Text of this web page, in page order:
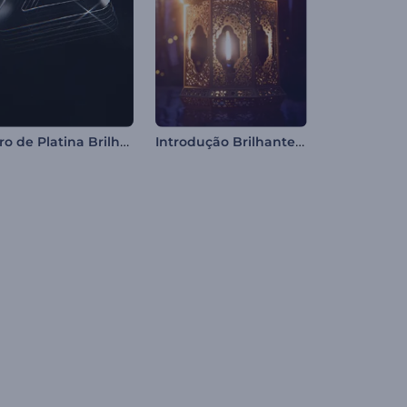
Intro de Platina Brilhante Introdução Brilhante para a Noite do Ramadã